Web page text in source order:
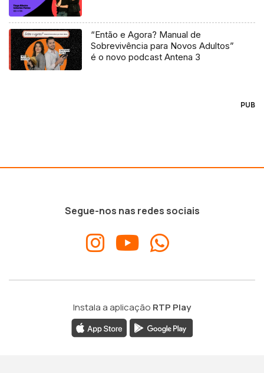
“Então e Agora? Manual de
Sobrevivência para Novos Adultos”
é o novo podcast Antena 3
PUB
Segue-nos nas redes sociais
Instala a aplicação RTP Play